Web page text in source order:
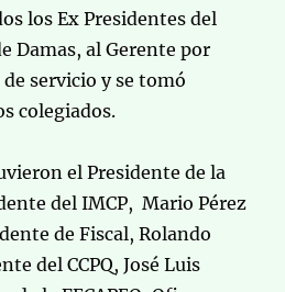
los Ex Presidentes del
Damas, al Gerente por
de servicio y se tomó
colegiados.
el Presidente de la
del IMCP, Mario Pérez
de Fiscal, Rolando
del CCPQ, José Luis